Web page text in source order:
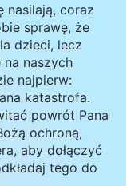
najprostszy
że w domu
się: „Boże!
na mnie zesłał.
dom. Boże!
Ci. Bez
nie zdałbym
nasilają, coraz
sprawę, że
dzieci, lecz
naszych
najpierw:
katastrofa.
powrót Pana
ochroną,
aby dołączyć
tego do